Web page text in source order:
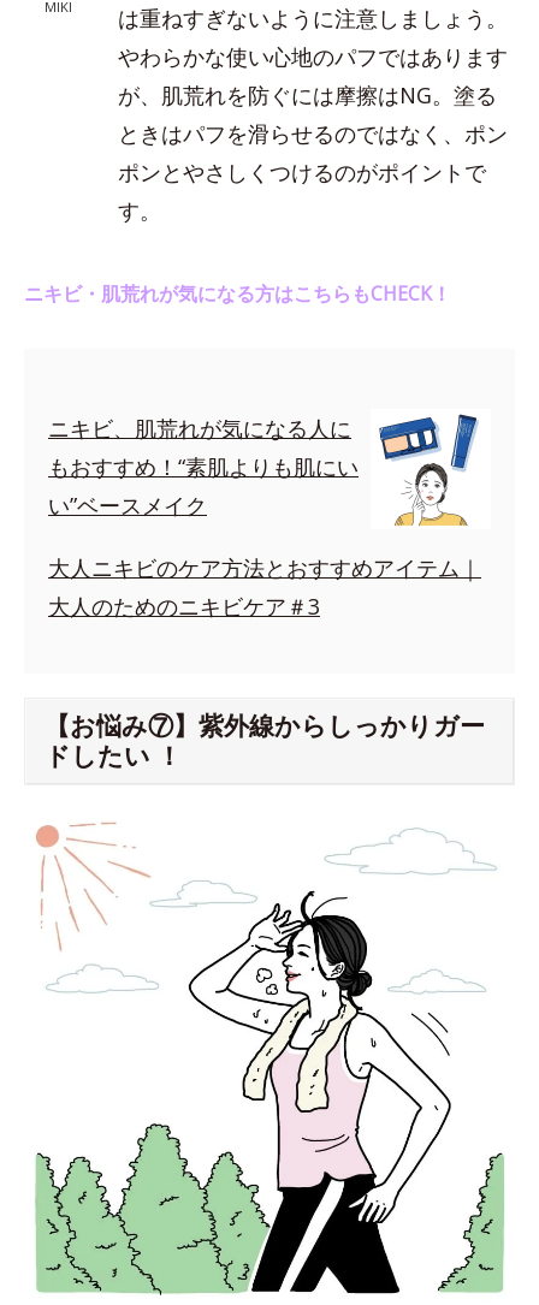
MIKI
は重ねすぎないように注意しましょう。
やわらかな使い心地のパフではあります
が、肌荒れを防ぐには摩擦はNG。塗る
ときはパフを滑らせるのではなく、ポン
ポンとやさしくつけるのがポイントで
す。
ニキビ・肌荒れが気になる方はこちらもCHECK！
ニキビ、肌荒れが気になる人に
もおすすめ！“素肌よりも肌にい
い”ベースメイク
大人ニキビのケア方法とおすすめアイテム｜
大人のためのニキビケア＃3
【お悩み⑦】紫外線からしっかりガー
ドしたい ！